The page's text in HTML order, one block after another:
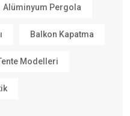
Alüminyum Pergola
Balkon Kapatma
Modelleri